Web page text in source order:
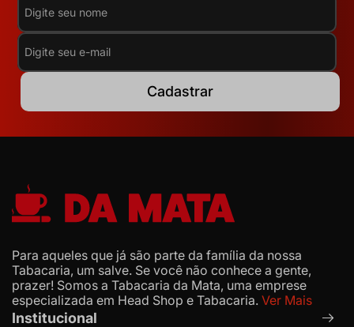
Cadastrar
Para aqueles que já são parte da família da nossa
Tabacaria, um salve. Se você não conhece a gente,
prazer! Somos a Tabacaria da Mata, uma emprese
especializada em Head Shop e Tabacaria. Ver Mais
Institucional